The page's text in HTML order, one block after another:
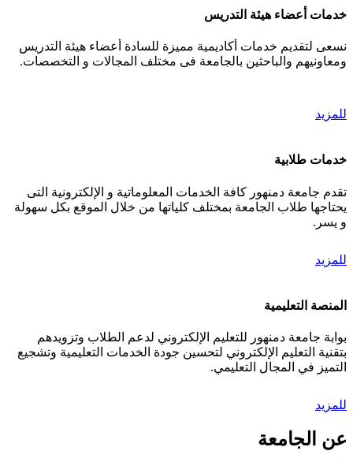
خدمات أعضاء هيئة التدريس
نسعى لتقديم خدمات أكاديمية مميزة للسادة أعضاء هيئة التدريس
ومعاونيهم والباحثين بالجامعة فى مختلف المجالات و التخصصات.
للمزيد
خدمات طلابية
تقدم جامعة دمنهور كافة الخدمات المعلوماتية و الإلكترونية التى
يحتاجها طلاب الجامعة بمختلف كلياتها من خلال الموقع بكل سهولة
و يسر.
للمزيد
المنصة التعليمية
بوابة جامعة دمنهور للتعليم الإلكتروني لدعم الطلاب وتزويدهم
بتقنية التعليم الإلكتروني لتحسين جودة الخدمات التعليمية وتشجيع
التميز في المجال التعليمي.
للمزيد
عن الجامعة